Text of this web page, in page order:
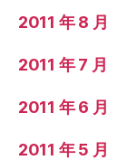
2011 年 8 月
2011 年 7 月
2011 年 6 月
2011 年 5 月